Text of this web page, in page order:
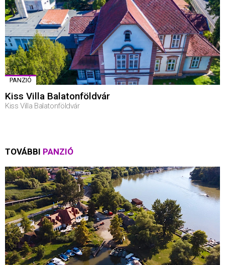
PANZIÓ
Kiss Villa Balatonföldvár
Kiss Villa Balatonföldvár
TOVÁBBI PANZIÓ